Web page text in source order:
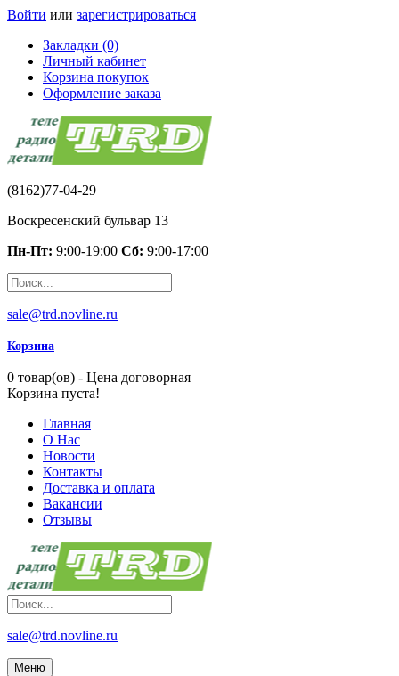
Войти или зарегистрироваться
Закладки (0)
Личный кабинет
Корзина покупок
Оформление заказа
(8162)77-04-29
Воскресенский бульвар 13
Пн-Пт: 9:00-19:00 Сб: 9:00-17:00
sale@trd.novline.ru
Корзина
0 товар(ов) - Цена договорная
Корзина пуста!
Главная
О Нас
Новости
Контакты
Доставка и оплата
Вакансии
Отзывы
sale@trd.novline.ru
Меню